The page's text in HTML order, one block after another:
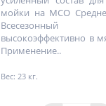
мойки на МСО
Всесезонный
высокоэффективно в
Применение..
Вес: 23 кг.